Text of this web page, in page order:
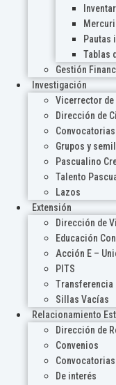
Pautas
Tablas
Gestión
Investigación
Vicerrector de
Dirección de
Grupos y
Pascualino
Talento
Lazos
Extensión
Dirección de
Educación
Acción E –
PITS
Transferencia
Sillas Vacías
Relacionamiento
Dirección de
Convenios
De interés